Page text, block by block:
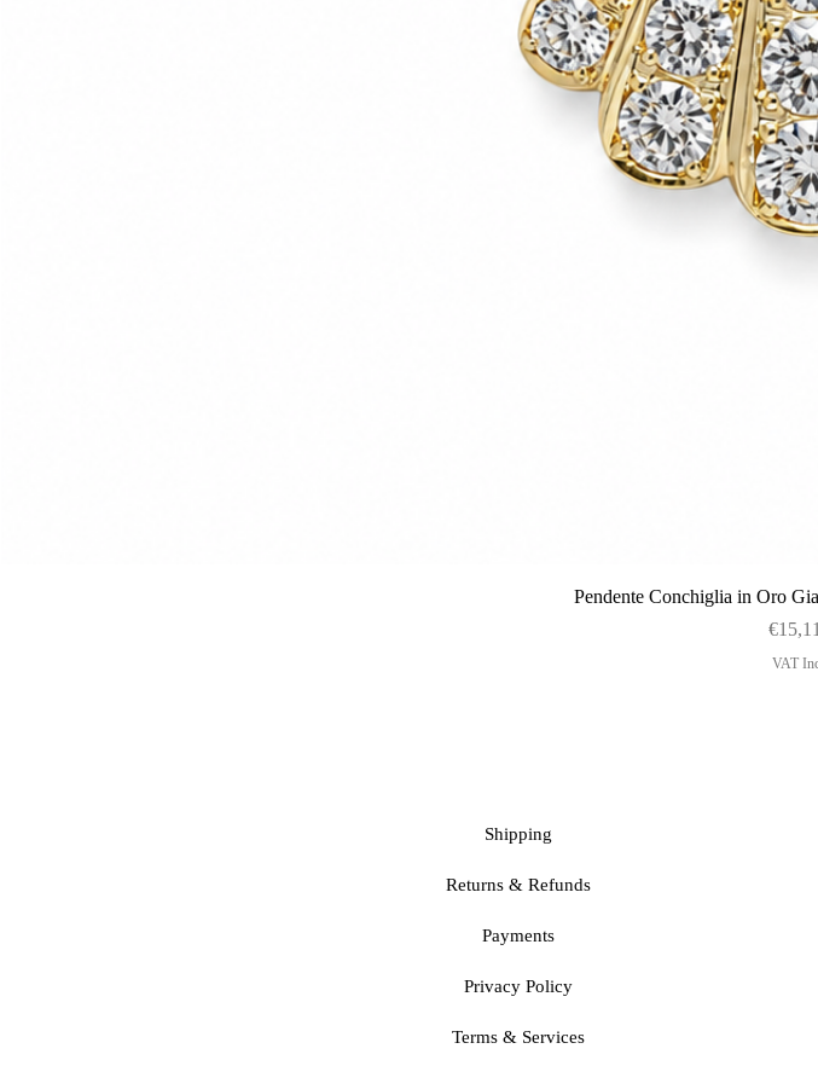
Quick
Pendente Conchiglia in Oro
Price
VAT
Shipping
Returns & Refunds
Payments
Privacy Policy
Terms & Services